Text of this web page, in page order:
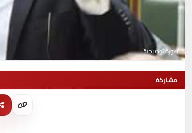
صورة توضيحية
مشاركة